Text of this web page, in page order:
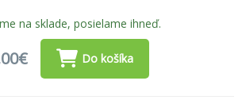
na sklade, posielame ihneď.
Do košíka